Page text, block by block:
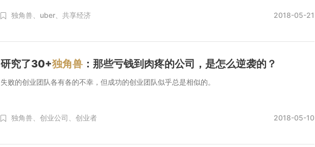
独角兽、 uber、 共享经济 2018-05-21
研究了30+独角兽 ：那些亏钱到肉疼的公司，是怎么逆袭的？
失败的创业团队各有各的不幸，但成功的创业团队似乎总是相似的。
独角兽、 创业公司、 创业者 2018-05-10